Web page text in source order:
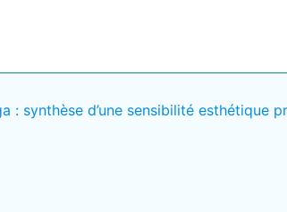
: synthèse d’une sensibilité esthétique